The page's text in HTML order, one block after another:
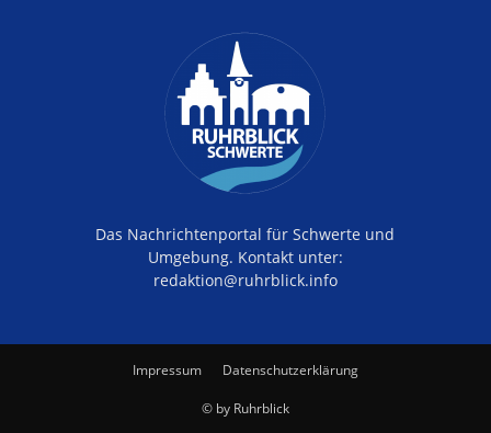
Das Nachrichtenportal für Schwerte und
Umgebung. Kontakt unter:
redaktion@ruhrblick.info
Impressum Datenschutzerklärung
© by Ruhrblick